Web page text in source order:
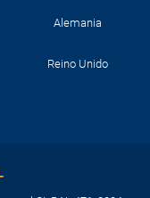
Alemania
Reino Unido